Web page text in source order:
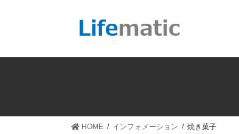
HOME インフォメーション 焼き菓子